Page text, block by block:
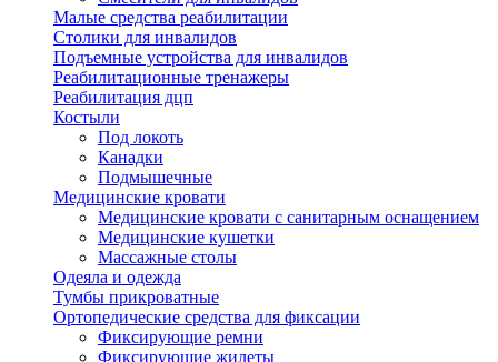
Малые средства реабилитации
Столики для инвалидов
Подъемные устройства для инвалидов
Реабилитационные тренажеры
Реабилитация дцп
Костыли
Под локоть
Канадки
Подмышечные
Медицинские кровати
Медицинские кровати с санитарным оснащением
Медицинские кушетки
Массажные столы
Одеяла и одежда
Тумбы прикроватные
Ортопедические средства для фиксации
Фиксирующие ремни
Фиксирующие жилеты